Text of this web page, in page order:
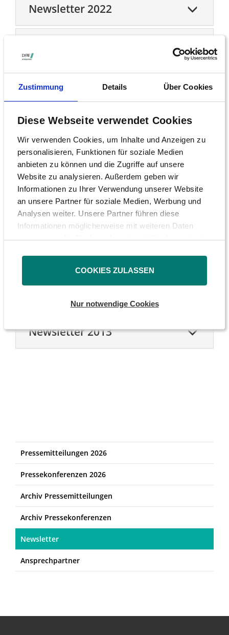
Zustimmung Details Über Cookies
Diese Webseite verwendet Cookies
Wir verwenden Cookies, um Inhalte und Anzeigen zu
personalisieren, Funktionen für soziale Medien
anbieten zu können und die Zugriffe auf unsere
Website zu analysieren. Außerdem geben wir
Informationen zu Ihrer Verwendung unserer Website
an unsere Partner für soziale Medien, Werbung und
Analysen weiter. Unsere Partner führen diese
Informationen möglicherweise mit weiteren Daten
zusammen, die Sie ihnen bereitgestellt haben oder die
COOKIES ZULASSEN
Nur notwendige Cookies
Newsletter 2022
Newsletter 2020
Newsletter 2019
Newsletter 2018
Newsletter 2017
Newsletter 2016
Newsletter 2015
Newsletter 2013
Pressemitteilungen 2026
Pressekonferenzen 2026
Archiv Pressemitteilungen
Archiv Pressekonferenzen
Newsletter
Ansprechpartner